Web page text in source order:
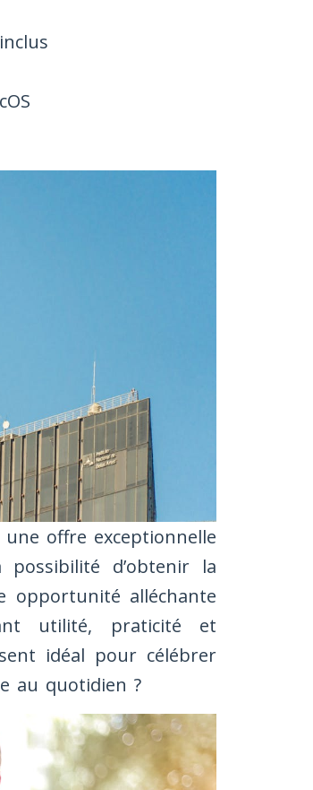
offre exceptionnelle
d’obtenir la
opportunité alléchante
utilité, praticité et
idéal pour célébrer
au quotidien ?